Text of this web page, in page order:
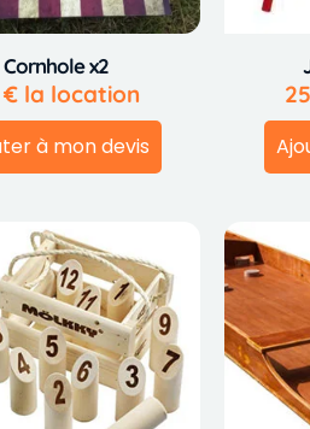
Cornhole x2
€ la location
à mon devis
25